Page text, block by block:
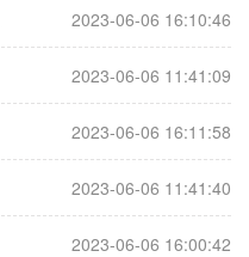
2023-06-06 16:10:46
2023-06-06 11:41:09
2023-06-06 16:11:58
2023-06-06 11:41:40
2023-06-06 16:00:42